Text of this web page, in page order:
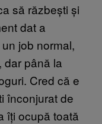
să răzbești și
dat a
job normal,
dar până la
Cred că e
înconjurat de
îți ocupă toată